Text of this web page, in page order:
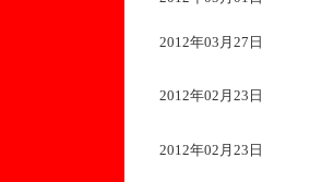
2012年03月27日
2012年02月23日
2012年02月23日